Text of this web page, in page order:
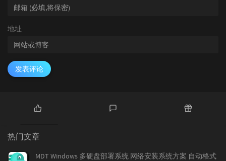
地址
发表评论
门
文
章
论
章
热门文章
MDT Windows 多硬盘部署系统 网络安装系统方案 自动格式